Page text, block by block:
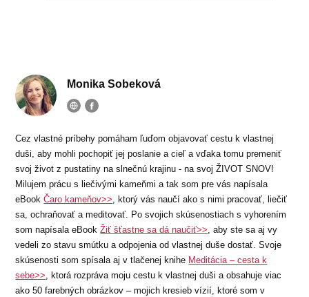
Monika Sobeková
Cez vlastné príbehy pomáham ľuďom objavovať cestu k vlastnej
duši, aby mohli pochopiť jej poslanie a cieľ a vďaka tomu premeniť
svoj život z pustatiny na slnečnú krajinu - na svoj ŽIVOT SNOV!
Milujem prácu s liečivými kameňmi a tak som pre vás napísala
eBookČaro kameňov>> , ktorý vás naučí ako s nimi pracovať, liečiť
sa, ochraňovať a meditovať. Po svojich skúsenostiach s vyhorením
som napísala eBookŽiť šťastne sa dá naučiť>> , aby ste sa aj vy
vedeli zo stavu smútku a odpojenia od vlastnej duše dostať. Svoje
skúsenosti som spísala aj v tlačenej knihe Meditácia – cesta k
sebe>> , ktorá rozpráva moju cestu k vlastnej duši a obsahuje viac
ako 50 farebných obrázkov – mojich kresieb vízií, ktoré som v